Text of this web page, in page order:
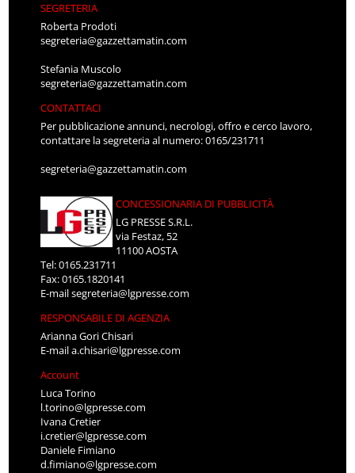
SEGRETERIA
Roberta Prodoti
segreteria@gazzettamatin.com
Stefania Muscolo
segreteria@gazzettamatin.com
CONTATTACI
Per pubblicazione annunci, necrologi, offro e cerco lavoro,
contattare la segreteria al numero: 0165/231711
segreteria@gazzettamatin.com
CONCESSIONARIA DI PUBBLICITÀ
LG PRESSE S.R.L.
via Festaz, 52
11100 AOSTA
Tel: 0165.231711
Fax: 0165.1820141
E-mailsegreteria@lgpresse.com
RESPONSABILE DI AGENZIA
Arianna Gori Chisari
E-maila.chisari@lgpresse.com
Account
Luca Torino
l.torino@lgpresse.com
Ivana Cretier
i.cretier@lgpresse.com
Daniele Fimiano
d.fimiano@lgpresse.com